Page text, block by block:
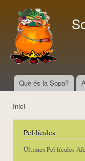
Menú principal
Què és la Sopa?
Inici
Pel·lícules
Últimes Pel·lícules